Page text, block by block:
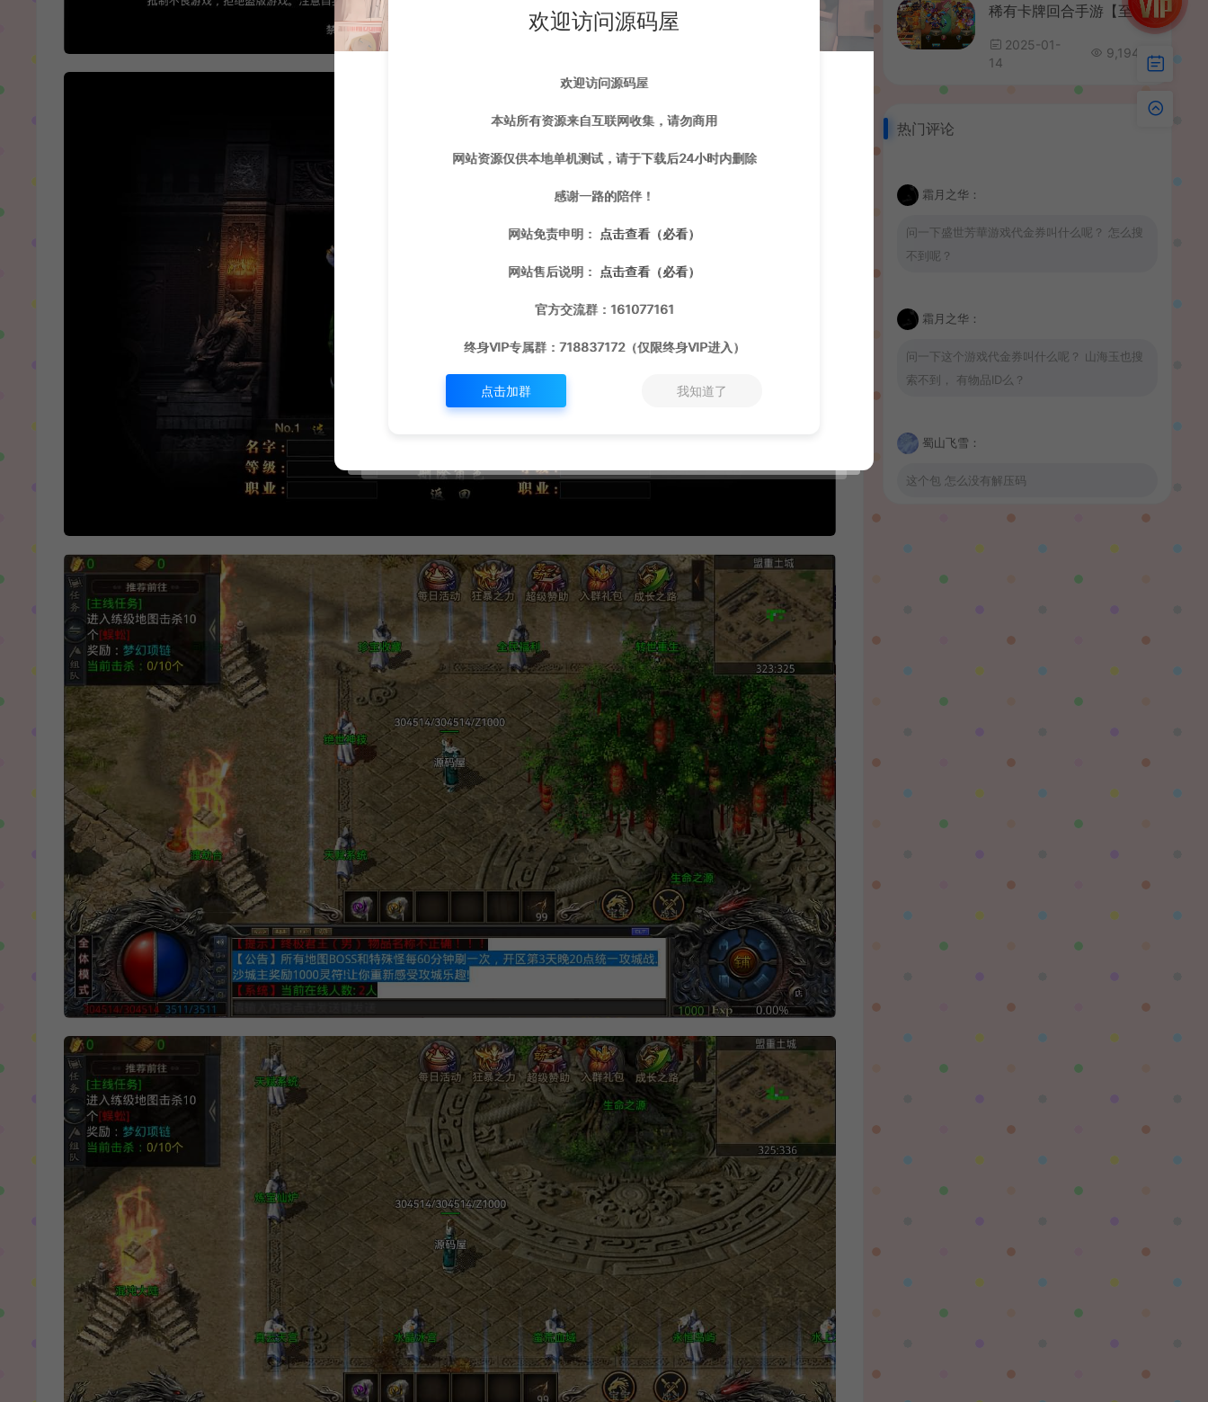
稀有卡牌回合手游【至尊-放开那三国白金版】最新整理单机一键即玩镜像端+Linux手工服务端+安卓苹果双端+CDK授权后台+详细搭建教程
2025-01-
14
9,194
热门评论
霜月之华：
问一下盛世芳華游戏代金券叫什么呢？ 怎么搜
不到呢？
霜月之华：
问一下这个游戏代金券叫什么呢？ 山海玉也搜
索不到， 有物品ID么？
蜀山飞雪：
这个包 怎么没有解压码
山海玉
欢迎访问源码屋
欢迎访问源码屋
本站所有资源来自互联网收集，请勿商用
网站资源仅供本地单机测试，请于下载后24小时内删除
感谢一路的陪伴！
网站免责申明： 点击查看（必看）
网站售后说明： 点击查看（必看）
官方交流群：161077161
终身VIP专属群：718837172（仅限终身VIP进入）
点击加群 我知道了